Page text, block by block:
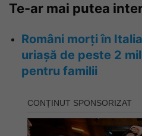
Te-ar mai putea
Români morți în
uriașă de peste 2
pentru familii